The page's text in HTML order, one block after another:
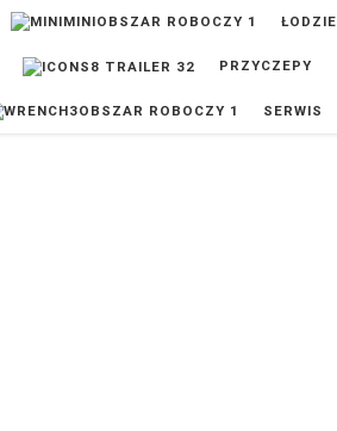
ŁODZIE
PRZYCZEPY
SERWIS